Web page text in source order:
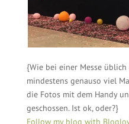
{Wie bei einer Messe üblich
mindestens genauso viel
die Fotos mit dem Handy
geschossen. Ist ok, oder?}
Follow my blog with